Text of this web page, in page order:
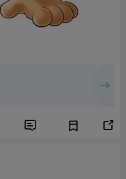
 